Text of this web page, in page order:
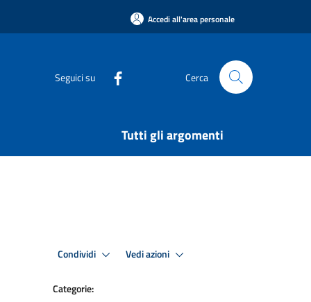
Accedi all'area personale
Seguici su Cerca
Tutti gli argomenti
Condividi Vedi azioni
Categorie: